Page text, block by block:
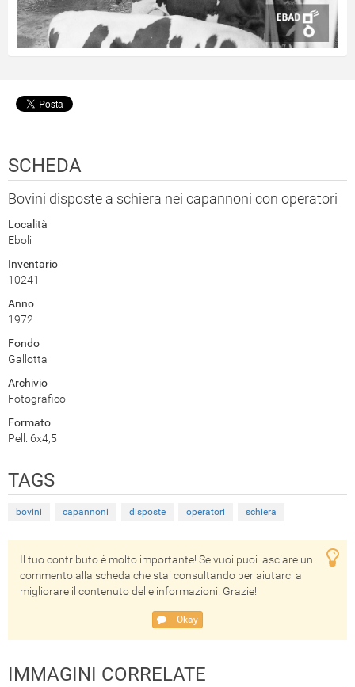
SCHEDA
Bovini disposte a schiera nei capannoni con operatori
Località
Eboli
Inventario
10241
Anno
1972
Fondo
Gallotta
Archivio
Fotografico
Formato
Pell. 6x4,5
TAGS
bovini capannoni disposte operatori schiera
Il tuo contributo è molto importante! Se vuoi puoi lasciare un
commento alla scheda che stai consultando per aiutarci a
migliorare il contenuto delle informazioni. Grazie!
Okay
IMMAGINI CORRELATE